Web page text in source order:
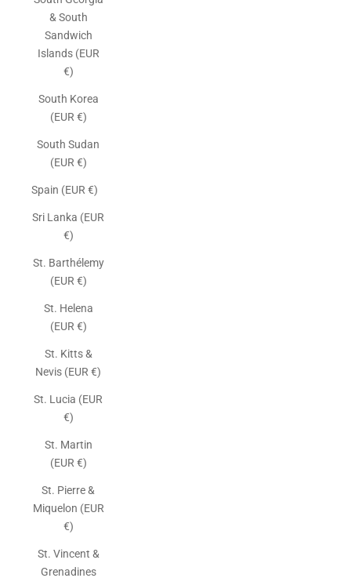
& South
Sandwich
Islands (EUR
€)
South Korea
(EUR €)
South Sudan
(EUR €)
Spain (EUR €)
Sri Lanka (EUR
€)
St. Barthélemy
(EUR €)
St. Helena
(EUR €)
St. Kitts &
Nevis (EUR €)
St. Lucia (EUR
€)
St. Martin
(EUR €)
St. Pierre &
Miquelon (EUR
€)
St. Vincent &
Grenadines